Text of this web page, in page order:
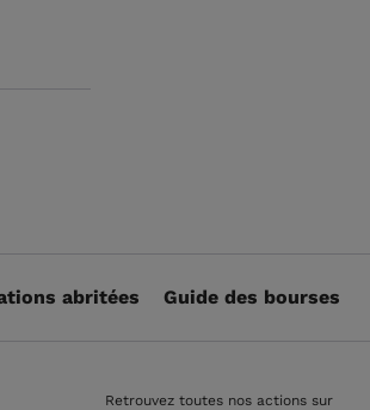
abritées Guide des bourses
Retrouvez toutes nos actions sur